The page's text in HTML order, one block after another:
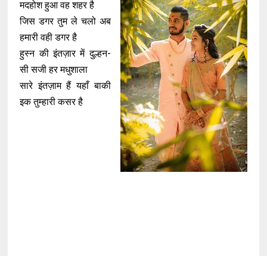
मदहोश हुआ वह शहर है
जिस डगर तुम ले चलो अब
हमारी वही डगर है
हुस्न की इंतज़ार में दुल्हन-
सी सजी हर मधुशाला
सारे इंतज़ाम हैं यहाँ बाकी
इक तुम्हारी कसर है